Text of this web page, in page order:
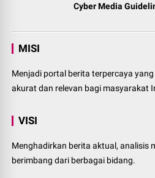
Cyber Media
MISI
Menjadi portal berita terpercaya
akurat dan relevan bagi masyarakat
VISI
Menghadirkan berita aktual, analisis
berimbang dari berbagai bidang.